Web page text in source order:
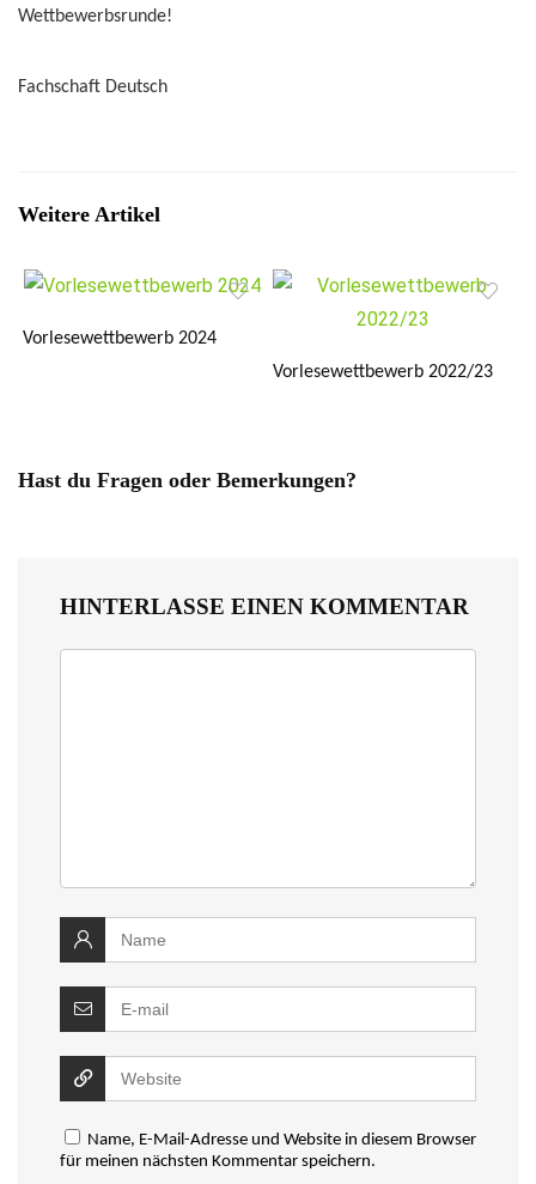
Wettbewerbsrunde!
Fachschaft Deutsch
Weitere Artikel
Vorlesewettbewerb 2024
Vorlesewettbewerb 2022/23
Hast du Fragen oder Bemerkungen?
HINTERLASSE EINEN KOMMENTAR
Name, E-Mail-Adresse und Website in diesem Browser
für meinen nächsten Kommentar speichern.